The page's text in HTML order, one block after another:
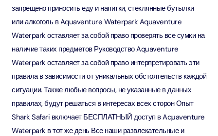
запрещено приносить еду и напитки, стеклянные бутылки
или алкоголь в Aquaventure Waterpark Aquaventure
Waterpark оставляет за собой право проверять все сумки на
наличие таких предметов Руководство Aquaventure
Waterpark оставляет за собой право интерпретировать эти
правила в зависимости от уникальных обстоятельств каждой
ситуации. Также любые вопросы, не указанные в данных
правилах, будут решаться в интересах всех сторон Опыт
Shark Safari включает БЕСПЛАТНЫЙ доступ в Aquaventure
Waterpark в тот же день Все наши развлекательные и